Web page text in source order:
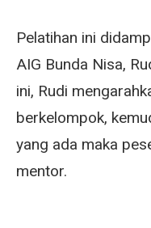
Pelatihan ini
AIG Bunda Nisa,
ini, Rudi
berkelompok,
yang ada maka
mentor.